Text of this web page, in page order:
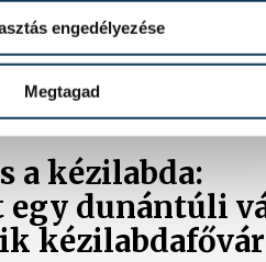
engedélyezése
Megtagad
a kézilabda:
dunántúli